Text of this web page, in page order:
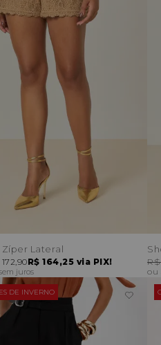
Zíper Lateral
R$ 164,25 via PIX!
juros
R$
DE INVERNO